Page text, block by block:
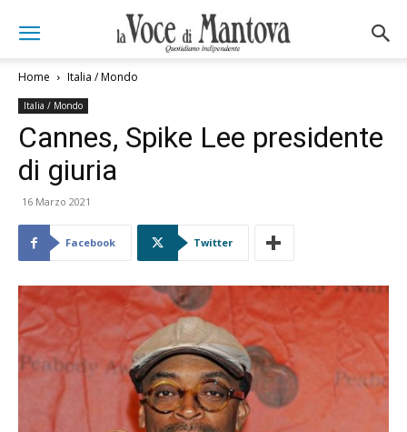
Home Italia / Mondo
Italia / Mondo
Cannes, Spike Lee presidente
di giuria
16 Marzo 2021
Facebook Twitter